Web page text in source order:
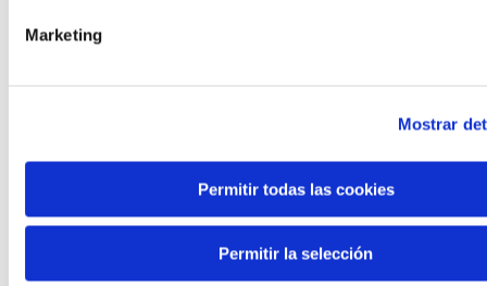
Marketing
Mostrar
Permitir todas las cookies
Permitir la selección